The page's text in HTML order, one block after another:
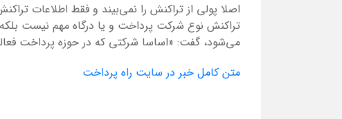
اصلا پولی از تراکنش را نمی‌بیند و فقط اطلاعات
تراکنش نوع شرکت پرداخت و یا درگاه مهم نیست
می‌شود، گفت: «اساسا شرکتی که در حوزه پرداخت
متن کامل خبر در سایت راه پرداخت